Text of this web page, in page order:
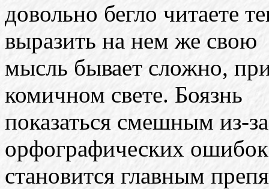
довольно бегло читаете
выразить на нем же свою
мысль бывает сложно,
комичном свете. Боязнь
показаться смешным из-
орфографических ошибок
становится главным